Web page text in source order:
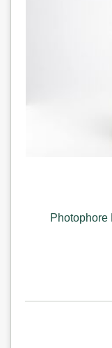
Photophore